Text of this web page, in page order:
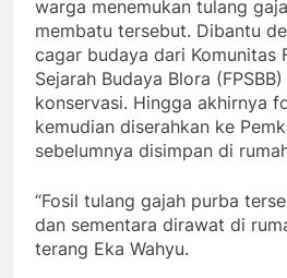
warga menemukan tulang
membatu tersebut. Dibantu
cagar budaya dari Komunitas
Sejarah Budaya Blora
konservasi. Hingga akhirnya
kemudian diserahkan ke
sebelumnya disimpan di
“Fosil tulang gajah purba
dan sementara dirawat di
terang Eka Wahyu.